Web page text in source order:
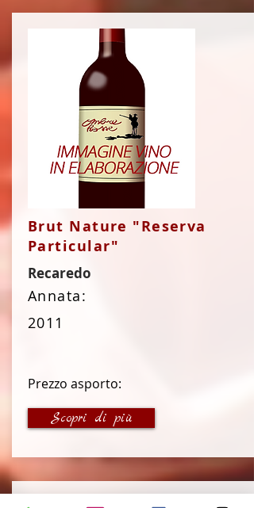
Brut Nature "Reserva
Particular"
Recaredo
Annata:
2011
Prezzo asporto:
85 €Scopri di più